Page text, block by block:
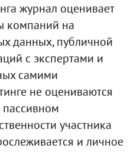
журнал оценивает
компаний на
данных, публичной
с экспертами и
самими
не оцениваются
участника
и личное